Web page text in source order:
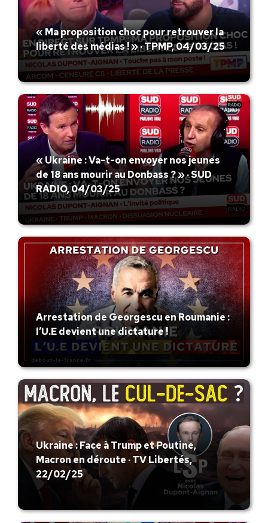
« Ma proposition choc pour retrouver la
liberté des médias ! » · TPMP, 04/03/25
« Ukraine : Va-t-on envoyer nos jeunes
de 18 ans mourir au Donbass ? » · SUD
RADIO, 04/03/25
Arrestation de Georgescu en Roumanie :
l’U.E devient une dictature !
Ukraine : Face à Trump et Poutine,
Macron en déroute · TV Libertés,
22/02/25